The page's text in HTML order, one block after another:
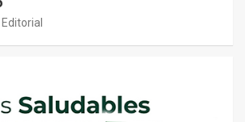
Editorial